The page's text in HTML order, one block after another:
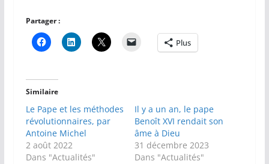
Partager :
Plus
Similaire
Le Pape et les méthodes
révolutionnaires, par
Antoine Michel
2 août 2022
Dans "Actualités"
Il y a un an, le pape
Benoît XVI rendait son
âme à Dieu
31 décembre 2023
Dans "Actualités"